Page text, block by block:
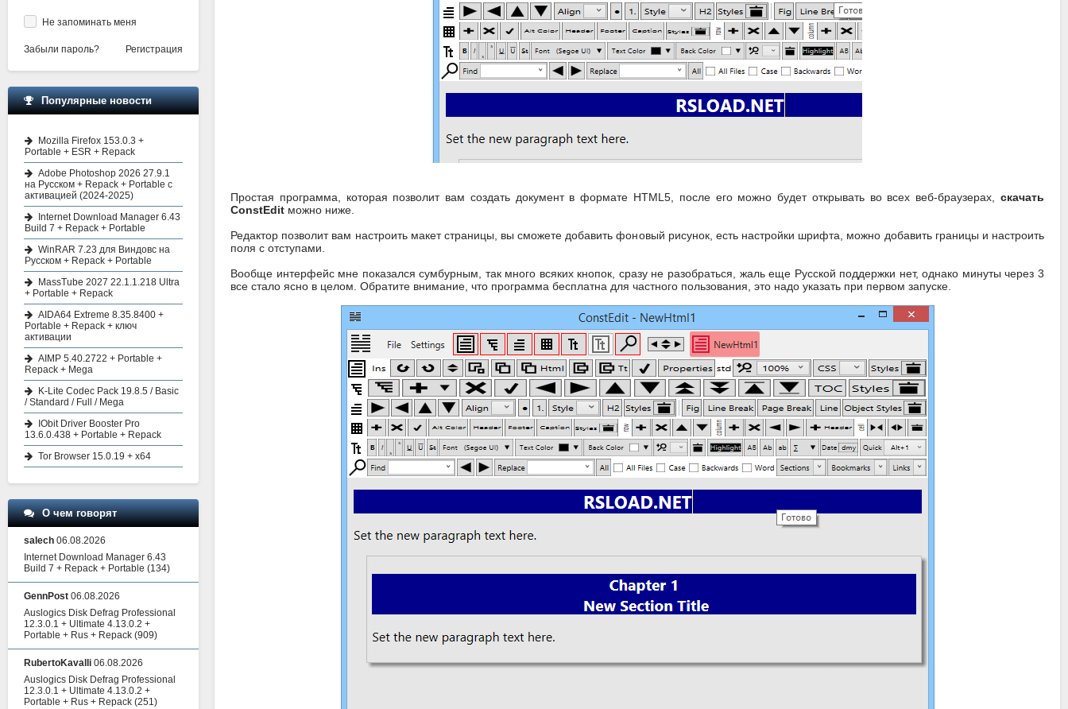
Простая программа, которая позволит вам создать документ в формате HTML5, после его можно будет открывать во всех веб-браузерах, скачать
ConstEdit можно ниже.
Редактор позволит вам настроить макет страницы, вы сможете добавить фоновый рисунок, есть настройки шрифта, можно добавить границы и настроить
поля с отступами.
Вообще интерфейс мне показался сумбурным, так много всяких кнопок, сразу не разобраться, жаль еще Русской поддержки нет, однако минуты через 3
все стало ясно в целом. Обратите внимание, что программа бесплатна для частного пользования, это надо указать при первом запуске.
Не запоминать меня
Забыли пароль? Регистрация
Популярные новости
Mozilla Firefox 153.0.3 +
Portable + ESR + Repack
Adobe Photoshop 2026 27.9.1
на Русском + Repack + Portable с
активацией (2024-2025)
Internet Download Manager 6.43
Build 7 + Repack + Portable
WinRAR 7.23 для Виндовс на
Русском + Repack + Portable
MassTube 2027 22.1.1.218 Ultra
+ Portable + Repack
AIDA64 Extreme 8.35.8400 +
Portable + Repack + ключ
активации
AIMP 5.40.2722 + Portable +
Repack + Mega
K-Lite Codec Pack 19.8.5 / Basic
/ Standard / Full / Mega
IObit Driver Booster Pro
13.6.0.438 + Portable + Repack
Tor Browser 15.0.19 + x64
О чем говорят
salech 06.08.2026
Internet Download Manager 6.43
Build 7 + Repack + Portable (134)
GennPost 06.08.2026
Auslogics Disk Defrag Professional
12.3.0.1 + Ultimate 4.13.0.2 +
Portable + Rus + Repack (909)
RubertoKavalli 06.08.2026
Auslogics Disk Defrag Professional
12.3.0.1 + Ultimate 4.13.0.2 +
Portable + Rus + Repack (251)